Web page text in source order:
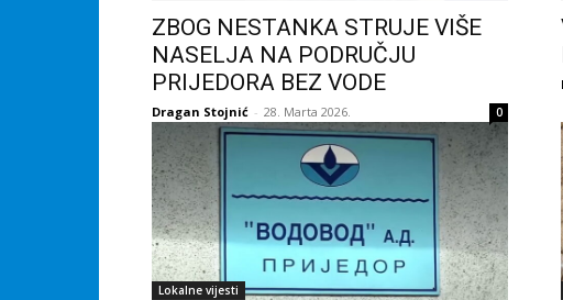
ZBOG NESTANKA STRUJE VIŠE
NASELJA NA PODRUČJU
PRIJEDORA BEZ VODE
Dragan Stojnić - 28. Marta 2026. 0
Lokalne vijesti